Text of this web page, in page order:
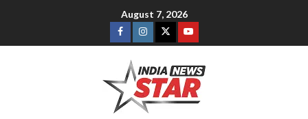
August 7, 2026